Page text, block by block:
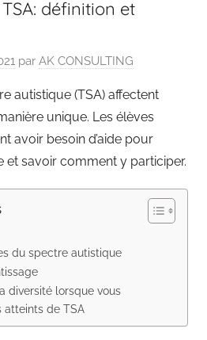
définition et
par AK CONSULTING
autistique (TSA) affectent
unique. Les élèves
avoir besoin d’aide pour
savoir comment y participer.
du spectre autistique
diversité lorsque vous
atteints de TSA